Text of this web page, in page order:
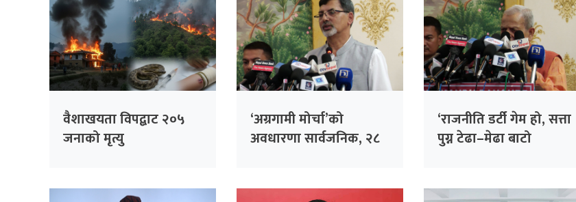
वैशाखयता विपद्बाट २०५
जनाको मृत्यु
‘अग्रगामी मोर्चा’को
अवधारणा सार्वजनिक, २८
‘राजनीति डर्टी गेम हो, सत्ता
पुग्न टेढा–मेढा बाटो